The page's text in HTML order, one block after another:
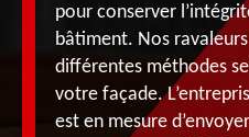
pour conserver
bâtiment. Nos
différentes méthodes
votre façade.
est en mesure